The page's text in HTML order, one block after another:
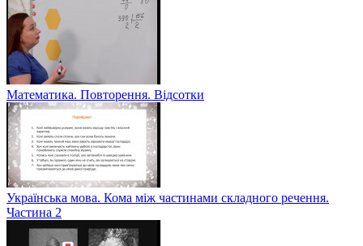
Математика. Повторення. Відсотки
Українська мова. Кома між частинами складного речення.
Частина 2